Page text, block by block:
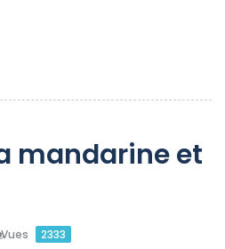
mandarine et
Vues 2333